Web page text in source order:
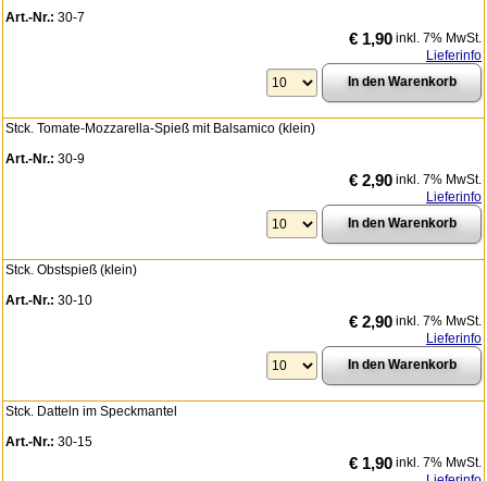
Art.-Nr.: 30-7
€ 1,90 inkl. 7% MwSt.
Lieferinfo
Stck. Tomate-Mozzarella-Spieß mit Balsamico (klein)
Art.-Nr.: 30-9
€ 2,90 inkl. 7% MwSt.
Lieferinfo
Stck. Obstspieß (klein)
Art.-Nr.: 30-10
€ 2,90 inkl. 7% MwSt.
Lieferinfo
Stck. Datteln im Speckmantel
Art.-Nr.: 30-15
€ 1,90 inkl. 7% MwSt.